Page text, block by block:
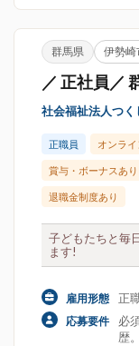
群馬県 伊勢崎
／ 正社員／
社会福祉法人つ
正職員 オンラ
賞与・ボーナスあり
退職金制度あり
子どもたちと毎
ます!
雇用形態 正
応募要件
必
歴